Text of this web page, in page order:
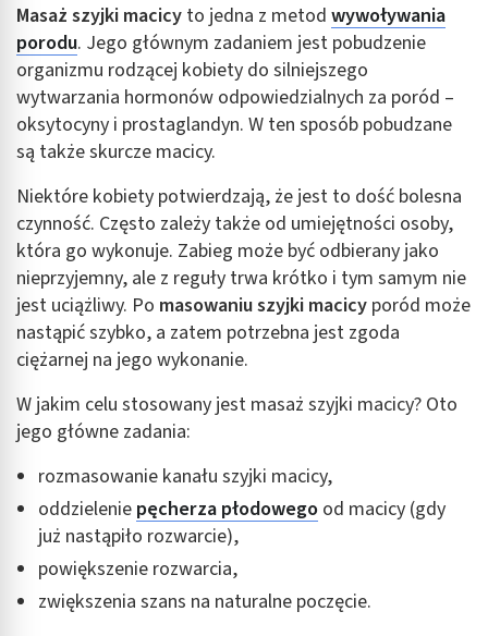
Masaż szyjki macicy to jedna z metod wywoływania
porodu. Jego głównym zadaniem jest pobudzenie
organizmu rodzącej kobiety do silniejszego
wytwarzania hormonów odpowiedzialnych za poród –
oksytocyny i prostaglandyn. W ten sposób pobudzane
są także skurcze macicy.
Niektóre kobiety potwierdzają, że jest to dość bolesna
czynność. Często zależy także od umiejętności osoby,
która go wykonuje. Zabieg może być odbierany jako
nieprzyjemny, ale z reguły trwa krótko i tym samym nie
jest uciążliwy. Po masowaniu szyjki macicy poród może
nastąpić szybko, a zatem potrzebna jest zgoda
ciężarnej na jego wykonanie.
W jakim celu stosowany jest masaż szyjki macicy? Oto
jego główne zadania:
rozmasowanie kanału szyjki macicy,
oddzielenie pęcherza płodowego od macicy (gdy
już nastąpiło rozwarcie),
powiększenie rozwarcia,
zwiększenia szans na naturalne poczęcie.